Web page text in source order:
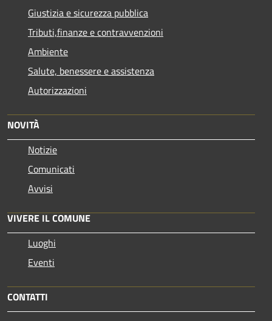
Giustizia e sicurezza pubblica
Tributi,finanze e contravvenzioni
Ambiente
Salute, benessere e assistenza
Autorizzazioni
NOVITÀ
Notizie
Comunicati
Avvisi
VIVERE IL COMUNE
Luoghi
Eventi
CONTATTI